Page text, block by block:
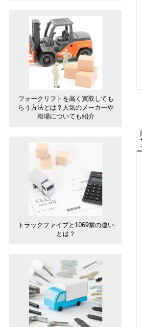
フォークリフトを高く買取しても
らう方法とは？人気のメーカーや
相場についても紹介
トラックファイブと1069堂の違い
とは？